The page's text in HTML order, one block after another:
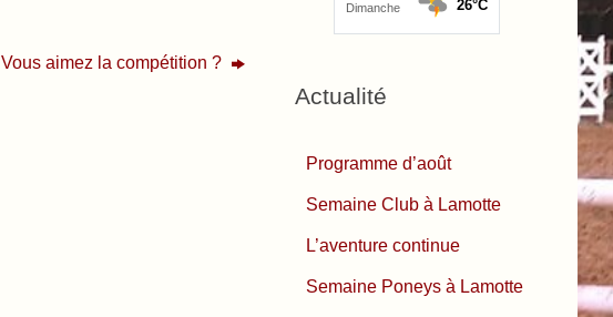
Vous aimez la compétition ?
Actualité
Programme d’août
Semaine Club à Lamotte
L’aventure continue
Semaine Poneys à Lamotte